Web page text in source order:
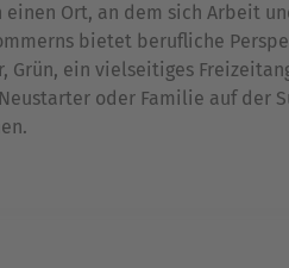
einen Ort, an dem sich Arbeit
bietet berufliche
Grün, ein vielseitiges
oder Familie auf der